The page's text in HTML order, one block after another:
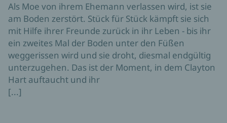
Als Moe von ihrem Ehemann verlassen wird, ist sie
am Boden zerstört. Stück für Stück kämpft sie sich
mit Hilfe ihrer Freunde zurück in ihr Leben - bis ihr
ein zweites Mal der Boden unter den Füßen
weggerissen wird und sie droht, diesmal endgültig
unterzugehen. Das ist der Moment, in dem Clayton
Hart auftaucht und ihr
[...]